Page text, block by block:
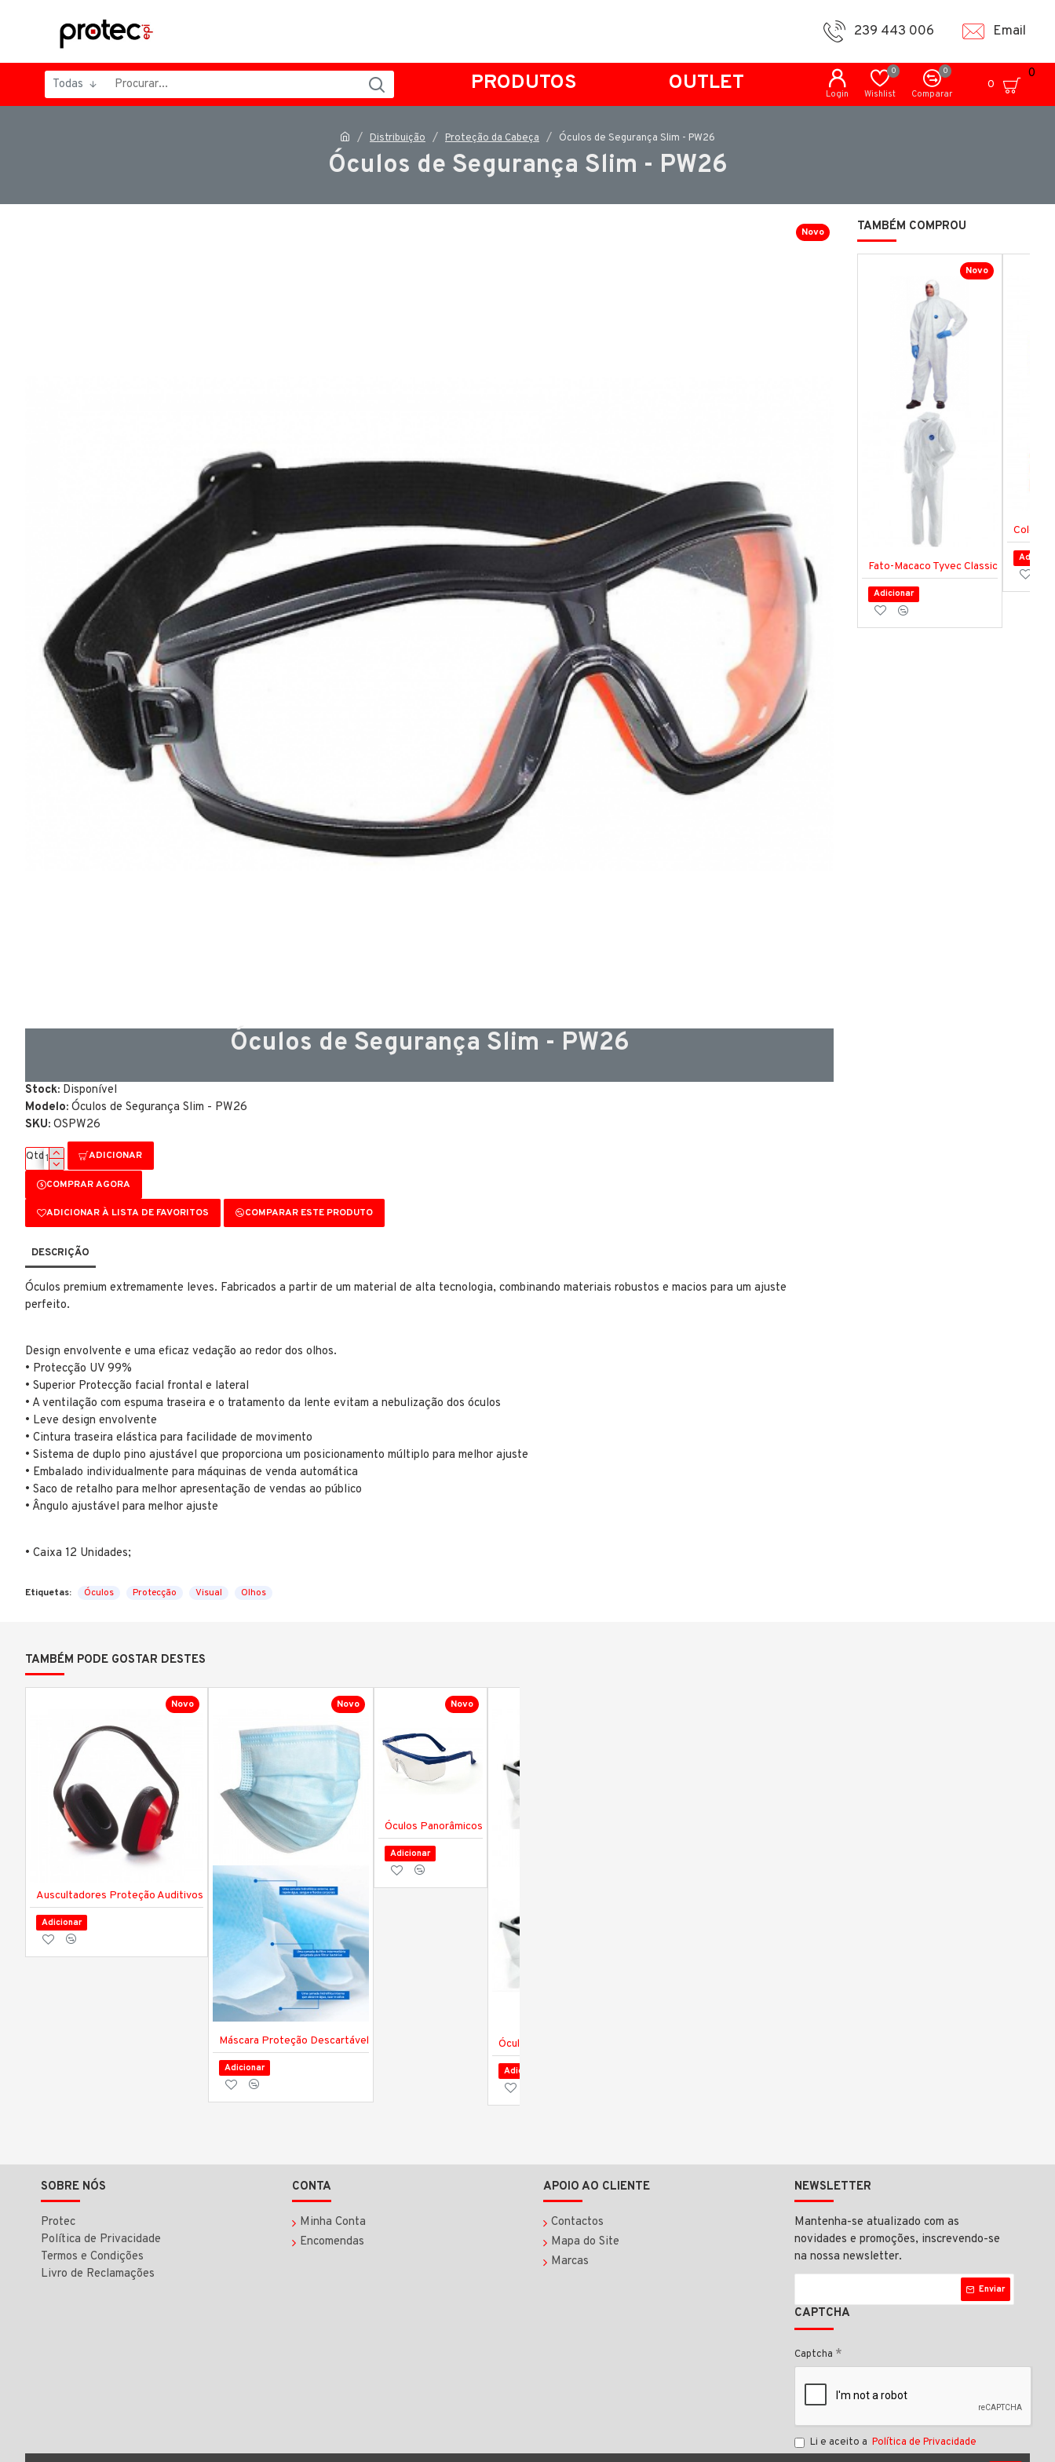
239 443 006 Email
PRODUTOS OUTLET
Todas
Login Wishlist
0
Comparar
0
0
0
Distribuição Proteção da Cabeça Óculos de Segurança Slim - PW26
Óculos de Segurança Slim - PW26
Novo
Óculos de Segurança Slim - PW26
Stock: Disponível
Modelo: Óculos de Segurança Slim - PW26
SKU: OSPW26
Qtd ADICIONAR
COMPRAR AGORA
ADICIONAR À LISTA DE FAVORITOS COMPARAR ESTE PRODUTO
DESCRIÇÃO
Óculos premium extremamente leves. Fabricados a partir de um material de alta tecnologia, combinando materiais robustos e macios para um ajuste
perfeito.
Design envolvente e uma eficaz vedação ao redor dos olhos.
• Protecção UV 99%
• Superior Protecção facial frontal e lateral
• A ventilação com espuma traseira e o tratamento da lente evitam a nebulização dos óculos
• Leve design envolvente
• Cintura traseira elástica para facilidade de movimento
• Sistema de duplo pino ajustável que proporciona um posicionamento múltiplo para melhor ajuste
• Embalado individualmente para máquinas de venda automática
• Saco de retalho para melhor apresentação de vendas ao público
• Ângulo ajustável para melhor ajuste
• Caixa 12 Unidades;
Etiquetas: Óculos Protecção Visual Olhos
TAMBÉM COMPROU
Novo
Fato-Macaco Tyvec Classic
Adicionar
Colete
TAMBÉM PODE GOSTAR DESTES
Novo
Auscultadores Proteção Auditivos
Adicionar
Novo
Máscara Proteção Descartável
Adicionar
Novo
Óculos Panorâmicos
Adicionar
Óculos SFTP SPACER - 40426
Adicionar
SOBRE NÓS
Protec
Política de Privacidade
Termos e Condições
Livro de Reclamações
CONTA
Minha Conta
Encomendas
APOIO AO CLIENTE
Contactos
Mapa do Site
Marcas
NEWSLETTER
Mantenha-se atualizado com as
novidades e promoções, inscrevendo-se
na nossa newsletter.
Enviar
CAPTCHA
Captcha
Li e aceito a Política de Privacidade